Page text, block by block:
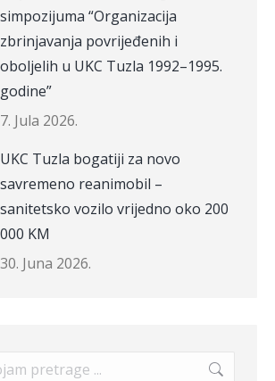
simpozijuma “Organizacija
zbrinjavanja povrijeđenih i
oboljelih u UKC Tuzla 1992–1995.
godine”
7. Jula 2026.
UKC Tuzla bogatiji za novo
savremeno reanimobil –
sanitetsko vozilo vrijedno oko 200
000 KM
30. Juna 2026.